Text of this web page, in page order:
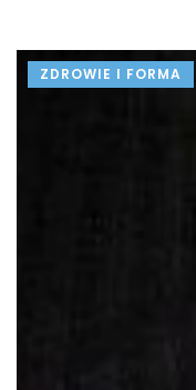
ZDROWIE I FORMA